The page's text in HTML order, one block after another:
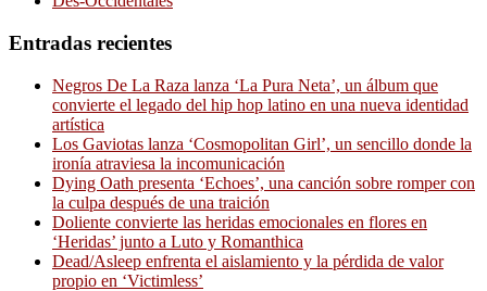
Entradas recientes
Negros De La Raza lanza ‘La Pura Neta’, un álbum que
convierte el legado del hip hop latino en una nueva identidad
artística
Los Gaviotas lanza ‘Cosmopolitan Girl’, un sencillo donde la
ironía atraviesa la incomunicación
Dying Oath presenta ‘Echoes’, una canción sobre romper con
la culpa después de una traición
Doliente convierte las heridas emocionales en flores en
‘Heridas’ junto a Luto y Romanthica
Dead/Asleep enfrenta el aislamiento y la pérdida de valor
propio en ‘Victimless’